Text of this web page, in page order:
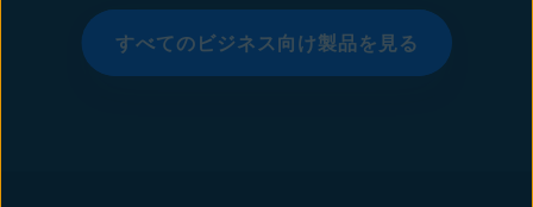
すべてのビジネス向け製品を見る